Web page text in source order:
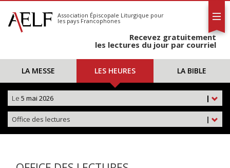
S'abonner
Calendrier
Association Épiscopale Liturgique pour
les pays Francophones
Recevez gratuitement
les lectures du jour par courriel
LA MESSE LES HEURES LA BIBLE
|
Le 5 mai 2026
|
Office des lectures